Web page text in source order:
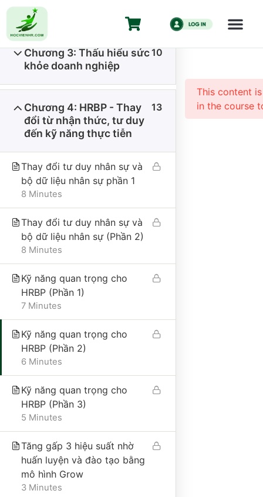
Trang chủ All Courses
HR Business Partner Từ ZERO đến HERO – Tư duy
chiến lược cho HR
HR Business
duy chiến
năng cần có
Chương 3: Thấu hiểu sức
khỏe doanh nghiệp
10
Chương 4: HRBP - Thay
đổi từ nhận thức, tư duy
đến kỹ năng thực tiễn
13
Thay đổi tư duy nhân sự và
bộ dữ liệu nhân sự phần 1
8 Minutes
Thay đổi tư duy nhân sự và
bộ dữ liệu nhân sự (Phần 2)
8 Minutes
Kỹ năng quan trọng cho
HRBP (Phần 1)
7 Minutes
Kỹ năng quan trọng cho
HRBP (Phần 2)
6 Minutes
Kỹ năng quan trọng cho
HRBP (Phần 3)
5 Minutes
Tăng gấp 3 hiệu suất nhờ
huấn luyện và đào tạo bằng
mô hình Grow
3 Minutes
This content
in the course
CÔNG TY CỔ PHẦN HỌC VIỆN HR
Giấy CNĐKKD số 0110335457 do Sở Kế hoạch và Đầu tư thành
phố Hà Nội đăng ký thay đổi lần 1 ngày 18/01/2024.
Trọng, phường Cửa Nam, thành phố Hà Nội, Việt
Nam
Điện thoại: 0865495998
VỀ CÔNG TY
Giới thiệu
Tư vấn
Thư viện
Nhận tài liệu miễn phí